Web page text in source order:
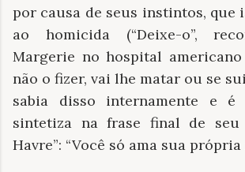
por causa de seus instintos, que
ao homicida (“Deixe-o”,
Margerie no hospital americano
não o fizer, vai lhe matar ou se
sabia disso internamente e
sintetiza na frase final de
Havre”: “Você só ama sua própria